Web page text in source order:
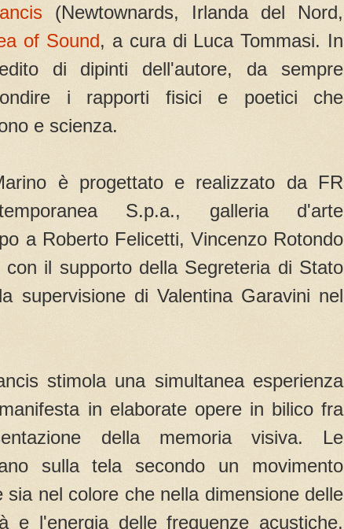
(Newtownards, Irlanda del Nord,
of Sound, a cura di Luca Tommasi. In
di dipinti dell'autore, da sempre
i rapporti fisici e poetici che
e scienza.
è progettato e realizzato da FR
S.p.a., galleria d'arte
a Roberto Felicetti, Vincenzo Rotondo
con il supporto della Segreteria di Stato
supervisione di Valentina Garavini nel
stimola una simultanea esperienza
in elaborate opere in bilico fra
della memoria visiva. Le
sulla tela secondo un movimento
sia nel colore che nella dimensione delle
e l'energia delle frequenze acustiche.